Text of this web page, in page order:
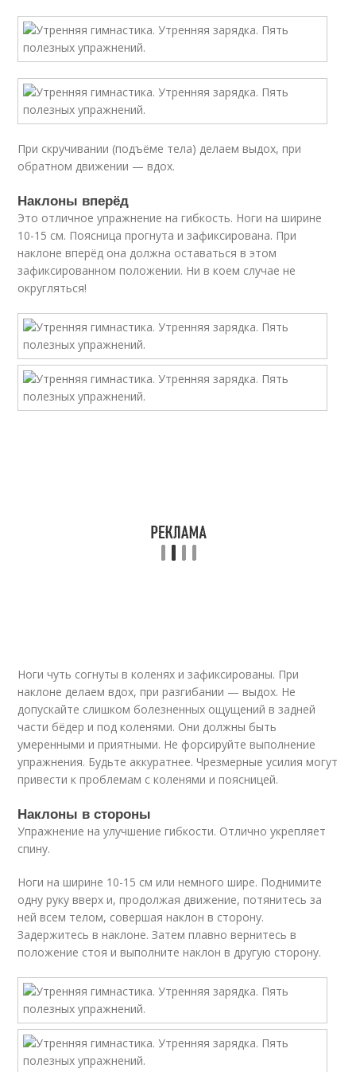
При скручивании (подъёме тела) делаем выдох, при
обратном движении — вдох.
Наклоны вперёд
Это отличное упражнение на гибкость. Ноги на ширине
10-15 см. Поясница прогнута и зафиксирована. При
наклоне вперёд она должна оставаться в этом
зафиксированном положении. Ни в коем случае не
округляться!
Ноги чуть согнуты в коленях и зафиксированы. При
наклоне делаем вдох, при разгибании — выдох. Не
допускайте слишком болезненных ощущений в задней
части бёдер и под коленями. Они должны быть
умеренными и приятными. Не форсируйте выполнение
упражнения. Будьте аккуратнее. Чрезмерные усилия могут
привести к проблемам с коленями и поясницей.
Наклоны в стороны
Упражнение на улучшение гибкости. Отлично укрепляет
спину.
Ноги на ширине 10-15 см или немного шире. Поднимите
одну руку вверх и, продолжая движение, потянитесь за
ней всем телом, совершая наклон в сторону.
Задержитесь в наклоне. Затем плавно вернитесь в
положение стоя и выполните наклон в другую сторону.